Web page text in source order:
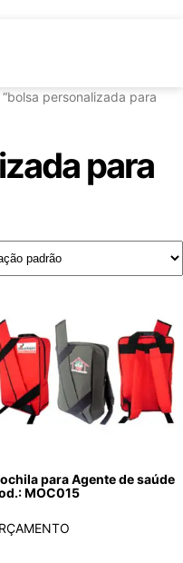
personalizada para
para
para Agente de saúde
MOC015